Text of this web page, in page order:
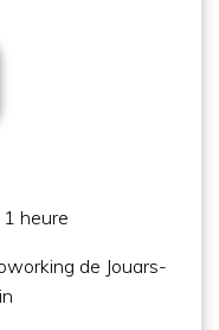
heure
de Jouars-